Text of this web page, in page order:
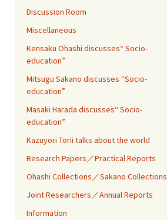
Discussion Room
Miscellaneous
Kensaku Ohashi discusses“ Socio-
education”
Mitsugu Sakano discusses “Socio-
education”
Masaki Harada discusses“ Socio-
education”
Kazuyori Torii talks about the world
Research Papers／Practical Reports
Ohashi Collections／Sakano Collections
Joint Researchers／Annual Reports
Information